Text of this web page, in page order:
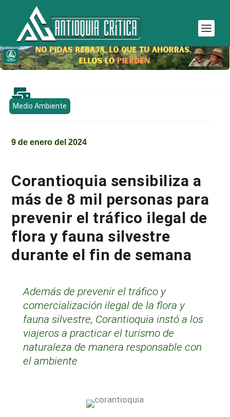

Medio Ambiente
9 de enero del 2024
Corantioquia sensibiliza a
más de 8 mil personas para
prevenir el tráfico ilegal de
flora y fauna silvestre
durante el fin de semana
Además de prevenir el tráfico y
comercialización ilegal de la flora y
fauna silvestre, Corantioquia instó a los
viajeros a practicar el turismo de
naturaleza de manera responsable con
el ambiente